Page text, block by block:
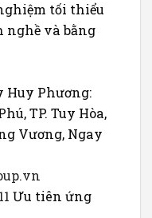
tối thiểu
nghề và bằng
Huy Phương:
TP. Tuy Hòa,
Vương, Ngay
Ưu tiên ứng